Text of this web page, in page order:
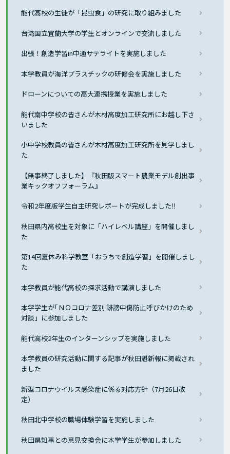
能代高校の生徒が「昆虫食」の研究に取り組みました
台湾国立宜蘭大学の学生とオンラインで交流しました
出張！創造学習in中通サテライトを実施しました
本学教員が海洋プラスチックの研修会を実施しました
ドローンについての高大連携授業を実施しました
能代南中学校の皆さんが木材高度加工研究所にお越し下さ
いました
小中学校教員の皆さんが木材高度加工研究所を見学しまし
た
【無事終了しました】『秋田版スマート農業モデル創出事
業キックオフフォーラム』
令和2年度版学生自主研究レポートが完成しました‼
秋田県内高校生を対象に「ハイレベル講座」を開催しまし
た
第14回夏休み科学教室「おうちで創造学習」を開催しまし
た
本学教員が能代高校の探求活動で講演しました
本学学生が｢ＮＯコロナ差別 誹謗中傷防止呼びかけのため
対談」に参加しました
能代高校2年生のインターンシップを実施しました
本学教員の研究活動に関する記事が秋田魁新報に掲載され
ました
新型コロナウイルス感染症に係る対応方針（7月26日改
定）
秋田北中学校の職場体験学習を実施しました
秋田県知事との意見交換会に本学学生が参加しました